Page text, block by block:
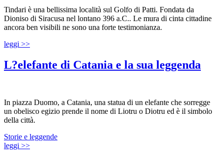
Tindari è una bellissima località sul Golfo di Patti. Fondata da
Dioniso di Siracusa nel lontano 396 a.C.. Le mura di cinta cittadine
ancora ben visibili ne sono una forte testimonianza.
leggi >>
L?elefante di Catania e la sua leggenda
In piazza Duomo, a Catania, una statua di un elefante che sorregge
un obelisco egizio prende il nome di Liotru o Diotru ed è il simbolo
della città.
Storie e leggende
leggi >>